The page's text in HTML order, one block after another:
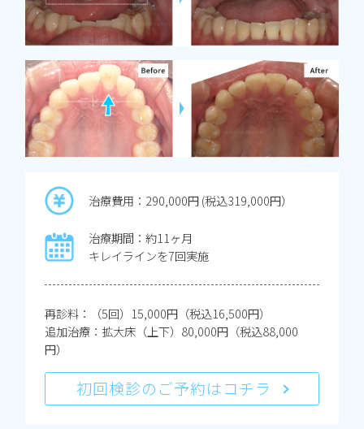
治療費用：290,000円 (税込319,000円）
治療期間：約11ヶ月
キレイラインを7回実施
再診料：（5回）15,000円（税込16,500円）
追加治療：拡大床（上下）80,000円（税込88,000
円）
初回検診のご予約はコチラ